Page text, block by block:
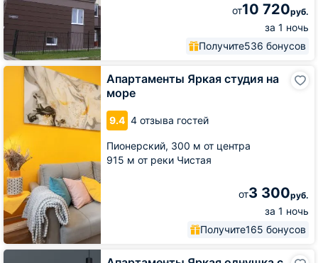
от10 720руб.
за 1 ночь
Получите536 бонусов
Апартаменты Яркая студия на
море
9.4 4 отзыва гостей
Пионерский, 300 м от центра
915 м от реки Чистая
от3 300руб.
за 1 ночь
Получите165 бонусов
Апартаменты
Яркая
море
Апартаменты